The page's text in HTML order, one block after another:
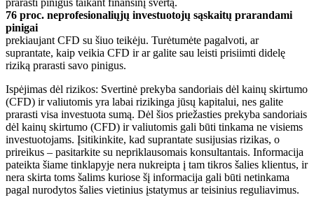
76 proc. neprofesionaliųjų investuotojų sąskaitų prarandami
pinigai
prekiaujant CFD su šiuo teikėju. Turėtumėte pagalvoti, ar
suprantate, kaip veikia CFD ir ar galite sau leisti prisiimti didelę
riziką prarasti savo pinigus.
Ispėjimas dėl rizikos: Svertinė prekyba sandoriais dėl kainų skirtumo
(CFD) ir valiutomis yra labai rizikinga jūsų kapitalui, nes galite
prarasti visa investuota sumą. Dėl šios priežasties prekyba sandoriais
dėl kainų skirtumo (CFD) ir valiutomis gali būti tinkama ne visiems
investuotojams. Įsitikinkite, kad suprantate susijusias rizikas, o
prireikus – pasitarkite su nepriklausomais konsultantais. Informacija
pateikta šiame tinklapyje nera nukreipta į tam tikros šalies klientus, ir
nera skirta toms šalims kuriose šį informacija gali būti netinkama
pagal nurodytos šalies vietinius įstatymus ar teisinius reguliavimus.